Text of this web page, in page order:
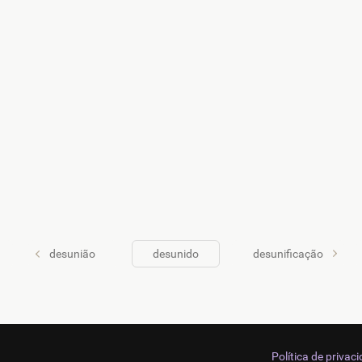
desunião desunido desunificação
Política de